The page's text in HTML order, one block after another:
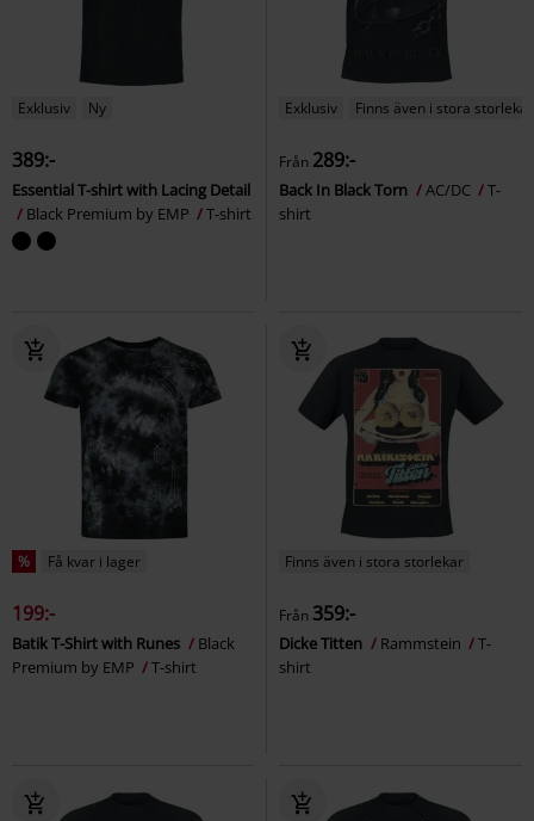
Exklusiv Ny
389:-
Essential T-shirt with Lacing Detail
Black Premium by EMP
T-shirt
Exklusiv Finns även i stora storlekar
Från 289:-
Back In Black Torn AC/DC
T-
shirt
% Få kvar i lager
199:-
Batik T-Shirt with Runes
Black
Premium by EMP
T-shirt
Finns även i stora storlekar
Från 359:-
Dicke Titten Rammstein
T-
shirt